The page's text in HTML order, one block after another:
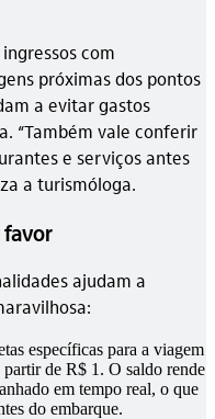
com
próximas dos pontos
a evitar gastos
“Também vale conferir
e serviços antes
a turismóloga.
favor
ajudam a
específicas para a viagem
de R$ 1. O saldo rende
em tempo real, o que
do embarque.